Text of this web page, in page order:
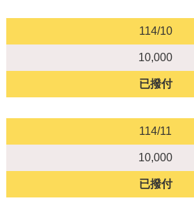
114/10
10,000
已撥付
114/11
10,000
已撥付